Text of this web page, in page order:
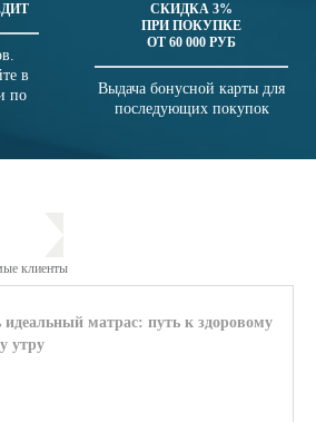
в
по
СКИДКА 3%
ПРИ ПОКУПКЕ
ОТ 60 000 РУБ
Выдача бонусной карты для
последующих покупок
клиенты
матрас: путь к здоровому
утру